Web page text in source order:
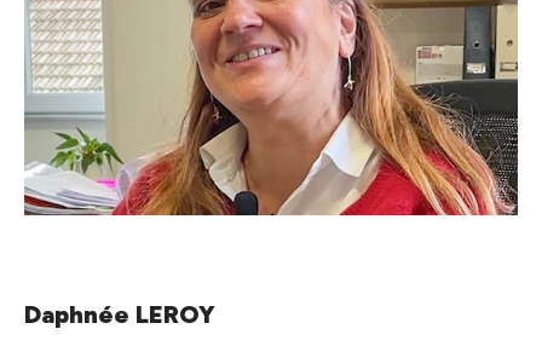
Daphnée LEROY